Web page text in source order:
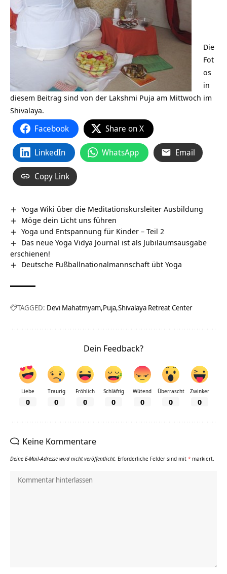
Die
Fot
os
in
diesem Beitrag sind von der Lakshmi Puja am Mittwoch im
Shivalaya.
Facebook Share on X
LinkedIn WhatsApp Email
Copy Link
Yoga Wiki über die Meditationskursleiter Ausbildung
Möge dein Licht uns führen
Yoga und Entspannung für Kinder – Teil 2
Das neue Yoga Vidya Journal ist als Jubiläumsausgabe
erschienen!
Deutsche Fußballnationalmannschaft übt Yoga
TAGGED: Devi Mahatmyam Puja Shivalaya Retreat Center
Dein Feedback?
Liebe
0
Traurig
0
Fröhlich
0
Schläfrig
0
Wütend
0
Überrascht
0
Zwinker
0
Keine Kommentare
Deine E-Mail-Adresse wird nicht veröffentlicht. Erforderliche Felder sind mit * markiert.